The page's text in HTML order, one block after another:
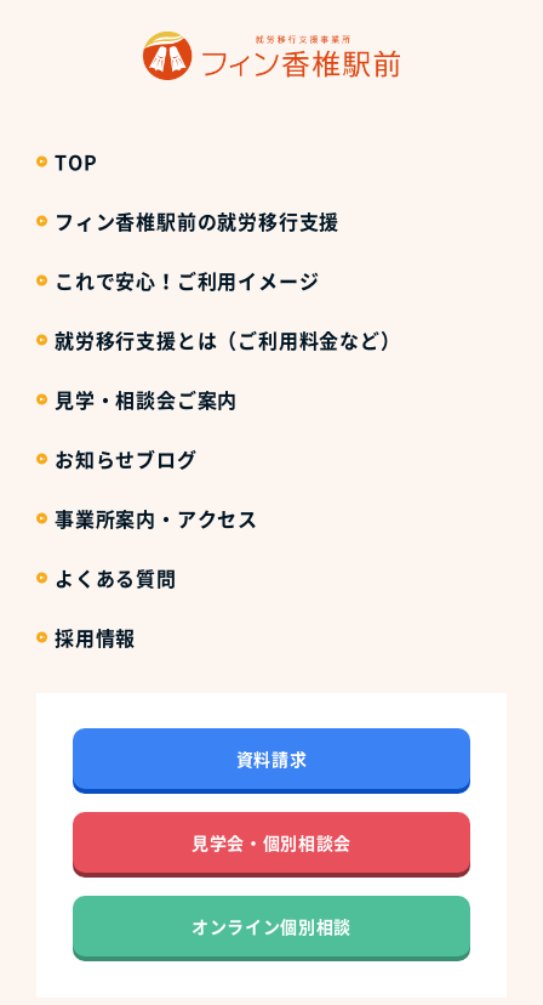
TOP
フィン香椎駅前の就労移行支援
これで安心！ご利用イメージ
就労移行支援とは（ご利用料金など）
見学・相談会ご案内
お知らせブログ
事業所案内・アクセス
よくある質問
採用情報
資料請求
見学会・個別相談会
オンライン個別相談